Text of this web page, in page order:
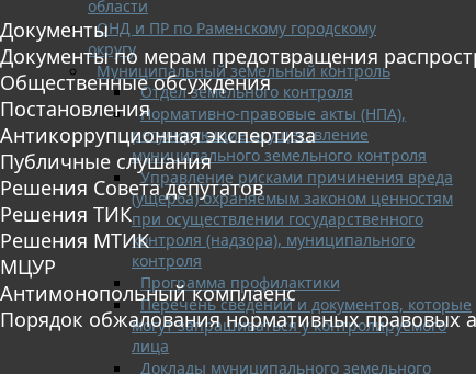
области
ОНД и ПР по Раменскому городскому
округу
Муниципальный земельный контроль
Отдел земельного контроля
Нормативно-правовые акты (НПА),
регулирующие осуществление
муниципального земельного контроля
Управление рисками причинения вреда
(ущерба) охраняемым законом ценностям
при осуществлении государственного
контроля (надзора), муниципального
контроля
Программа профилактики
Перечень сведений и документов, которые
могут запрашиваться у контролируемого
лица
Доклады муниципального земельного
Документы
Документы по мерам предотвращения
Общественные обсуждения
Постановления
Антикоррупционная экспертиза
Публичные слушания
Решения Совета депутатов
Решения ТИК
Решения МТИК
МЦУР
Антимонопольный комплаенс
Порядок обжалования нормативных правовых